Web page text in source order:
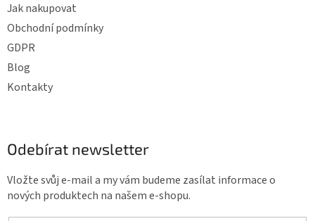
Jak nakupovat
Obchodní podmínky
GDPR
Blog
Kontakty
Odebírat newsletter
Vložte svůj e-mail a my vám budeme zasílat informace o
nových produktech na našem e-shopu.